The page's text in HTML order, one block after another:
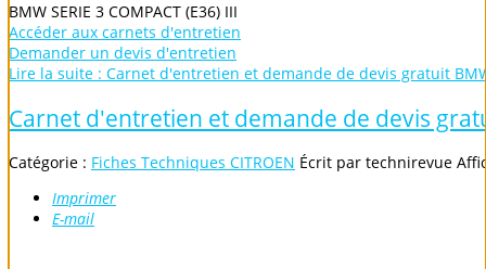
BMW SERIE 3 COMPACT (E36) III
Accéder aux carnets d'entretien
Demander un devis d'entretien
Lire la suite : Carnet d'entretien et demande de devis gratuit
Carnet d'entretien et demande de devis
Catégorie : Fiches Techniques CITROEN Écrit par technirevue
Imprimer
E-mail